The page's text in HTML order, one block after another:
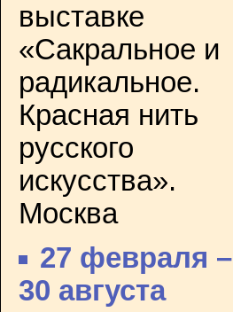
выставке
«Сакральное и
радикальное.
Красная нить
русского
искусства».
Москва
27 февраля –
30 августа